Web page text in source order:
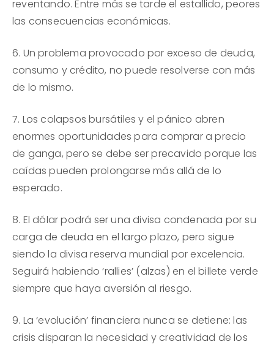
reventando. Entre más se tarde el estallido, peores
las consecuencias económicas.
6. Un problema provocado por exceso de deuda,
consumo y crédito, no puede resolverse con más
de lo mismo.
7. Los colapsos bursátiles y el pánico abren
enormes oportunidades para comprar a precio
de ganga, pero se debe ser precavido porque las
caídas pueden prolongarse más allá de lo
esperado.
8. El dólar podrá ser una divisa condenada por su
carga de deuda en el largo plazo, pero sigue
siendo la divisa reserva mundial por excelencia.
Seguirá habiendo ‘rallies’ (alzas) en el billete verde
siempre que haya aversión al riesgo.
9. La ‘evolución’ financiera nunca se detiene: las
crisis disparan la necesidad y creatividad de los